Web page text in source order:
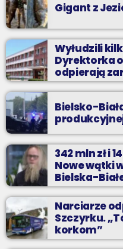
Gigant z
Wyłudzili
Dyrektorka
odpierają
Bielsko-
342 mln zł i
Nowe wątki
Bielska-
Narciarze
Szczyrku.
korkom”